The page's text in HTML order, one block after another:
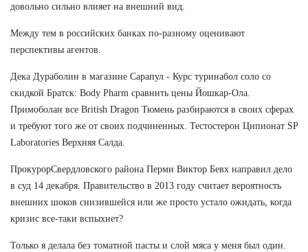
довольно сильно влияет на внешний вид.
Между тем в российских банках по-разному оценивают
перспективы агентов.
Дека Дураболин в магазине Сарапул - Курс туринабол соло со
скидкой Братск: Body Pharm сравнить цены Йошкар-Ола.
Примоболан все British Dragon Тюмень разбираются в своих сферах
и требуют того же от своих подчиненных. Тестостерон Ципионат SP
Laboratories Верхняя Салда.
ПрокурорСвердловского района Перми Виктор Бевх направил дело
в суд 14 декабря. Правительство в 2013 году считает вероятность
внешних шоков снизившейся или же просто устало ожидать, когда
кризис все-таки вспыхнет?
Только я делала без томатной пасты и слой мяса у меня был один.